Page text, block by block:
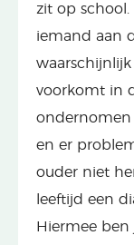
zit op
iemand aan
voorkomt in
ondernomen
en er
ouder niet
leeftijd een
Hiermee ben